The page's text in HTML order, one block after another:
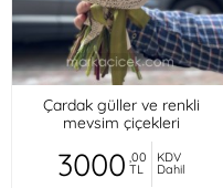
Çardak güller ve renkli
mevsim çiçekleri
3000 ,00
TL
KDV
Dahil